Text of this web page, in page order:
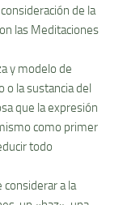
de la
las Meditaciones
y modelo de
o la sustancia del
que la expresión
como primer
todo
a la